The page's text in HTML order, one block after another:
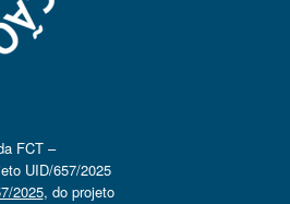
FCT –
UID/657/2025
2025, do projeto